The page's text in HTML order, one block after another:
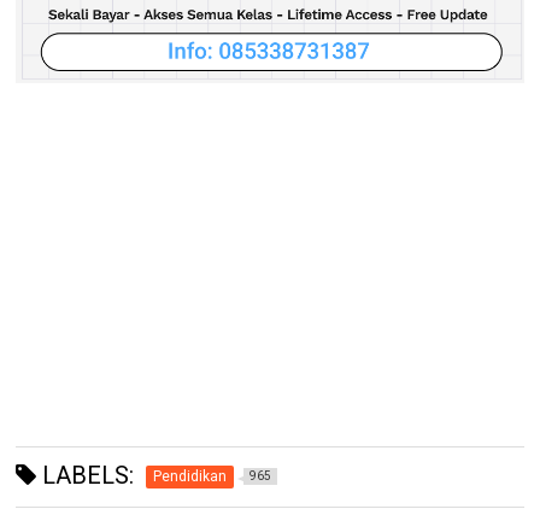
LABELS: Pendidikan 965